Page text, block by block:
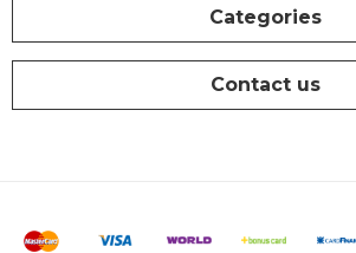
Categories
Contact us